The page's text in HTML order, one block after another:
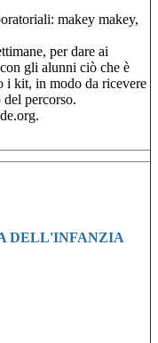
makey makey,
per dare ai
gli alunni ciò che è
i kit, in modo da ricevere
percorso.
DELL'INFANZIA